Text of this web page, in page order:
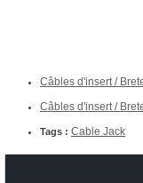
Câbles d'insert /
Câbles d'insert /
Tags : Cable Jack